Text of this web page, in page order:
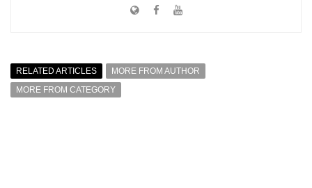
RELATED ARTICLES
MORE FROM AUTHOR
MORE FROM CATEGORY